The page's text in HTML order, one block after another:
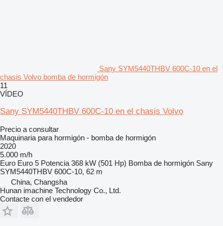
Sany SYM5440THBV 600C-10 en el
chasis Volvo bomba de hormigón
11
VÍDEO
Sany SYM5440THBV 600C-10 en el chasis Volvo
Precio a consultar
Maquinaria para hormigón - bomba de hormigón
2020
5.000 m/h
Euro Euro 5 Potencia 368 kW (501 Hp) Bomba de hormigón Sany
SYM5440THBV 600C-10, 62 m
China, Changsha
Hunan imachine Technology Co., Ltd.
Contacte con el vendedor